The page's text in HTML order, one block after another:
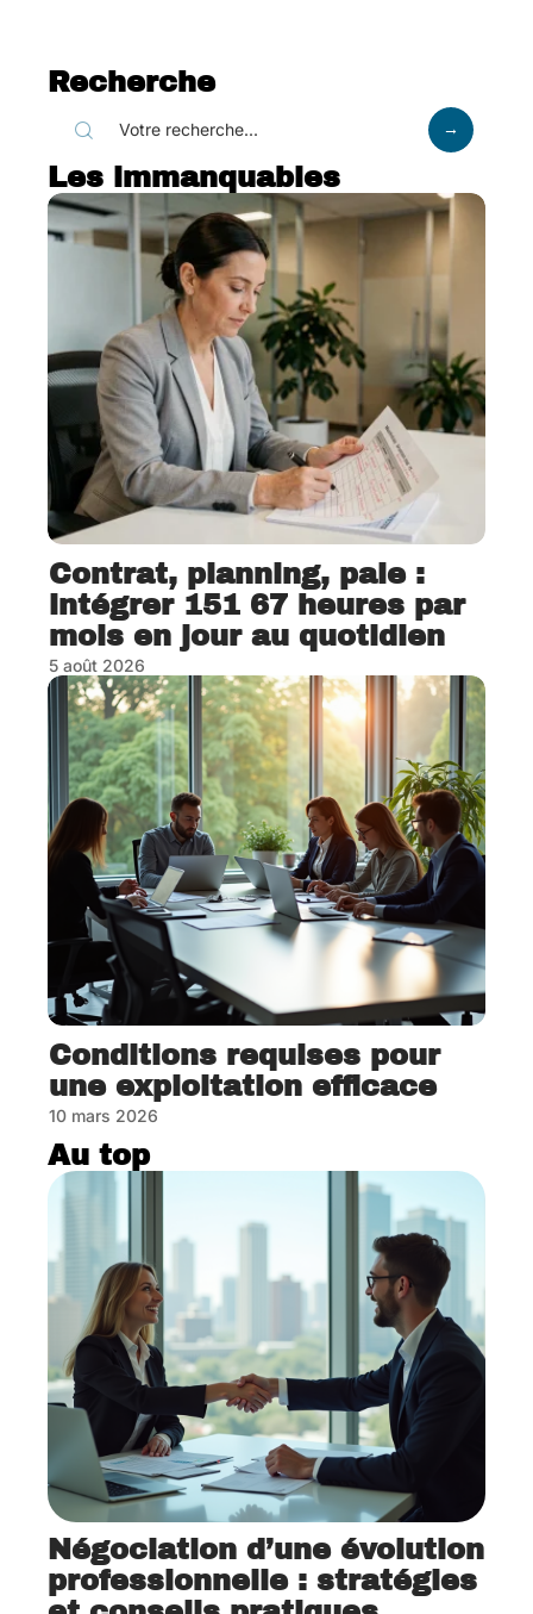
Recherche
Les immanquables
Contrat, planning, paie :
intégrer 151 67 heures par
mois en jour au quotidien
5 août 2026
Conditions requises pour
une exploitation efficace
10 mars 2026
Au top
Négociation d’une évolution
professionnelle : stratégies